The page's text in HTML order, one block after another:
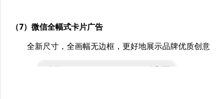
（7）微信全幅式卡片广告
全新尺寸，全画幅无边框，更好地展示品牌优质创意